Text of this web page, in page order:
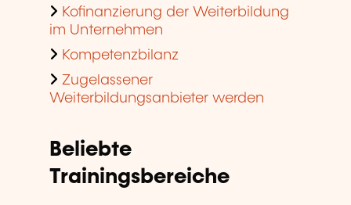
Kofinanzierung der Weiterbildung
im Unternehmen
Kompetenzbilanz
Zugelassener
Weiterbildungsanbieter werden
Beliebte
Trainingsbereiche